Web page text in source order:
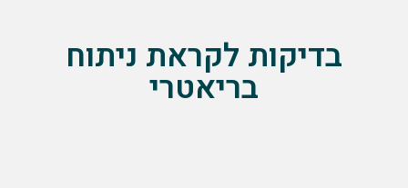
בדיקות לקראת ניתוח
בריאטרי